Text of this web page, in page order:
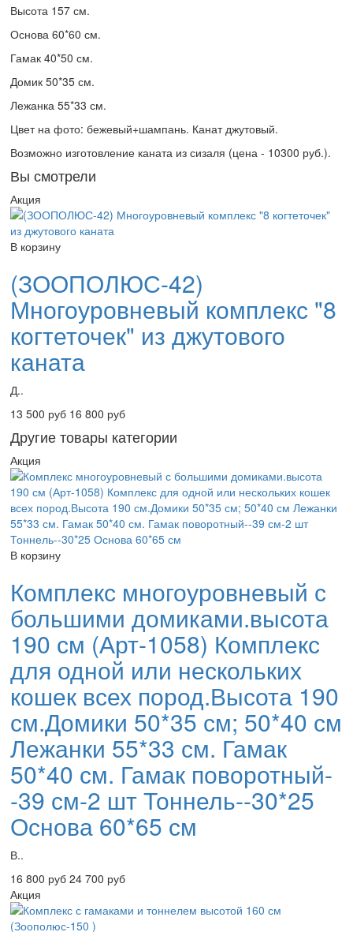
Высота 157 см.
Основа 60*60 см.
Гамак 40*50 см.
Домик 50*35 см.
Лежанка 55*33 см.
Цвет на фото: бежевый+шампань. Канат джутовый.
Возможно изготовление каната из сизаля (цена - 10300 руб.).
Вы смотрели
Акция
В корзину
(ЗООПОЛЮС-42)
Многоуровневый комплекс "8
когтеточек" из джутового
каната
Д..
13 500 руб 16 800 руб
Другие товары категории
Акция
В корзину
Комплекс многоуровневый с
большими домиками.высота
190 см (Арт-1058) Комплекс
для одной или нескольких
кошек всех пород.Высота 190
см.Домики 50*35 см; 50*40 см
Лежанки 55*33 см. Гамак
50*40 см. Гамак поворотный-
-39 см-2 шт Тоннель--30*25
Основа 60*65 см
В..
16 800 руб 24 700 руб
Акция